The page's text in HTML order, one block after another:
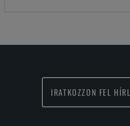
IRATKOZZON FEL